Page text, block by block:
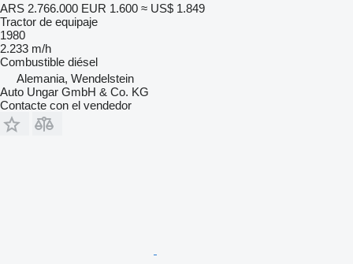
ARS 2.766.000 EUR 1.600 ≈ US$ 1.849
Tractor de equipaje
1980
2.233 m/h
Combustible diésel
Alemania, Wendelstein
Auto Ungar GmbH & Co. KG
Contacte con el vendedor